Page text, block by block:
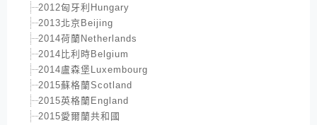
2012匈牙利Hungary
2013北京Beijing
2014荷蘭Netherlands
2014比利時Belgium
2014盧森堡Luxembourg
2015蘇格蘭Scotland
2015英格蘭England
2015愛爾蘭共和國